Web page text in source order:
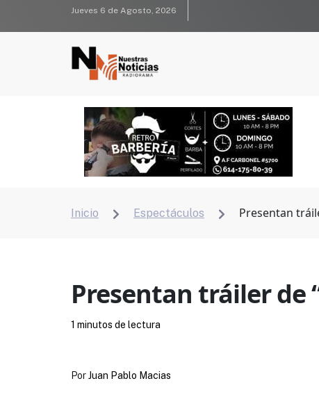
Jueves 6 de Agosto, 2026
Inicio  Espectáculos  Presentan
Presentan tráiler de
PorJuan Pablo Macias
1 minutos de lectura